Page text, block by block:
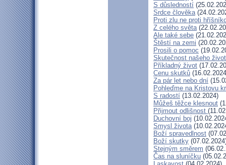
S důsledností
Srdce člověka
Proti zlu ne proti
Z celého světa
Ale také sebe
Štěstí na zemi
Prosili o pomoc
Skutečnost našeho
Příkladný život
Cenu skutků
Za pár let nebo dní
Pohleďme na Kristovu
S radostí (13.02.2024)
Můžeš těžce klesnout
Přijmout odlišnost
Duchovní boj
Smysl života
Boží spravedlnost
Boží skutky
Stejným směrem
Čas na sluníčku